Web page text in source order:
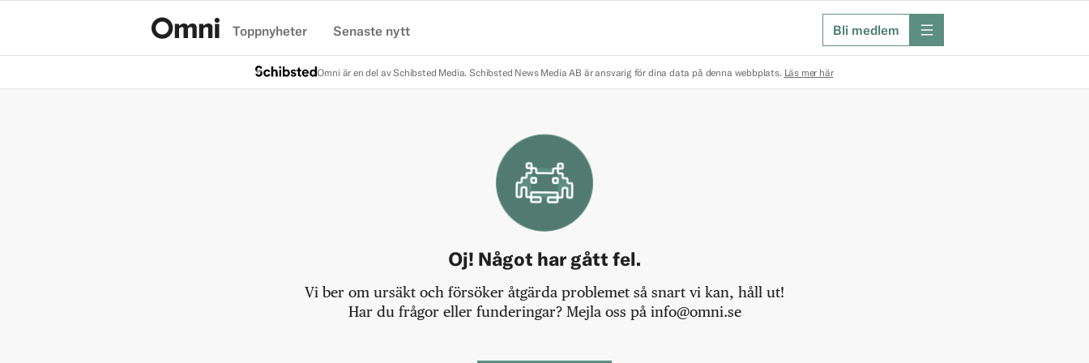
Toppnyheter Senaste nytt Bli medlem meny
Omni är en del av Schibsted Media. Schibsted News Media AB är ansvarig för dina data på denna webbplats. Läs mer här
Oj! Något har gått fel.
Vi ber om ursäkt och försöker åtgärda problemet så snart vi kan, håll ut!
Har du frågor eller funderingar? Mejla oss på info@omni.se